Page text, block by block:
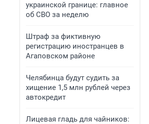
украинской границе: главное
об СВО за неделю
Штраф за фиктивную
регистрацию иностранцев в
Агаповском районе
Челябинца будут судить за
хищение 1,5 млн рублей через
автокредит
Лицевая гладь для чайников: